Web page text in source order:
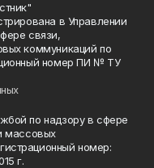
в Управлении
связи,
коммуникаций по
номер ПИ № ТУ
по надзору в сфере
массовых
номер:
г.